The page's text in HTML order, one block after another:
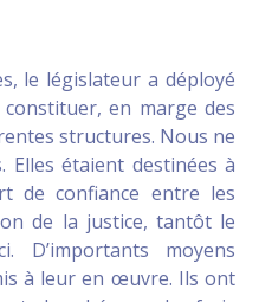
le législateur a déployé
en marge des
structures. Nous ne
Elles étaient destinées à
de confiance entre les
de la justice, tantôt le
D’importants moyens
à leur en œuvre. Ils ont